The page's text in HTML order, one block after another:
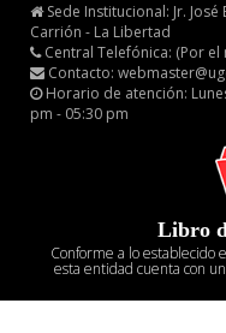
Sede Institucional: Jr.
Carrión - La Libertad
Central Telefónica: (Por
Contacto:
Horario de atención:
pm - 05:30 pm
Libro
Conforme a lo establecido
esta entidad cuenta con